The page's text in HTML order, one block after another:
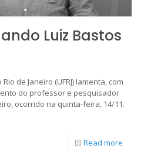
Luiz Bastos
de Janeiro (UFRJ) lamenta, com
do professor e pesquisador
ocorrido na quinta-feira, 14/11.
Read more